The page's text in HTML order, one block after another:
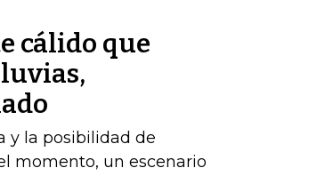
cálido que
y la posibilidad de
momento, un escenario